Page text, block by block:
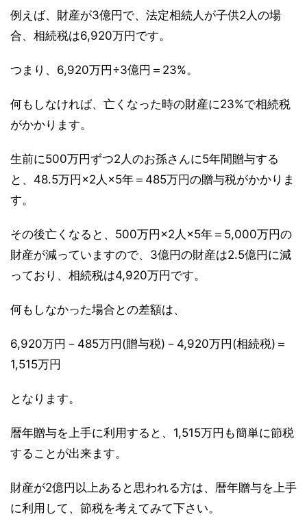
例えば、財産が3億円で、法定相続人が子供2人の場
合、相続税は6,920万円です。
つまり、6,920万円÷3億円＝23%。
何もしなければ、亡くなった時の財産に23%で相続税
がかかります。
生前に500万円ずつ2人のお孫さんに5年間贈与する
と、48.5万円×2人×5年＝485万円の贈与税がかかりま
す。
その後亡くなると、500万円×2人×5年＝5,000万円の
財産が減っていますので、3億円の財産は2.5億円に減
っており、相続税は4,920万円です。
何もしなかった場合との差額は、
6,920万円－485万円(贈与税)－4,920万円(相続税)＝
1,515万円
となります。
暦年贈与を上手に利用すると、1,515万円も簡単に節税
することが出来ます。
財産が2億円以上あると思われる方は、暦年贈与を上手
に利用して、節税を考えてみて下さい。